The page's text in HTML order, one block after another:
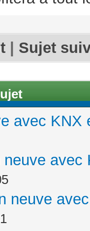
Sujet
avec KNX
avec
neuve